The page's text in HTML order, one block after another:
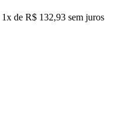
1x de R$ 132,93 sem juros